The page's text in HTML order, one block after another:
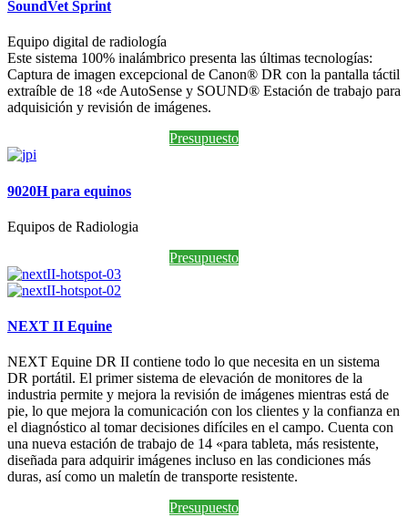
SoundVet Sprint
Equipo digital de radiología
Este sistema 100% inalámbrico presenta las últimas tecnologías:
Captura de imagen excepcional de Canon® DR con la pantalla táctil
extraíble de 18 «de AutoSense y SOUND® Estación de trabajo para
adquisición y revisión de imágenes.
Presupuesto
9020H para equinos
Equipos de Radiologia
Presupuesto
NEXT II Equine
NEXT Equine DR II contiene todo lo que necesita en un sistema
DR portátil. El primer sistema de elevación de monitores de la
industria permite y mejora la revisión de imágenes mientras está de
pie, lo que mejora la comunicación con los clientes y la confianza en
el diagnóstico al tomar decisiones difíciles en el campo. Cuenta con
una nueva estación de trabajo de 14 «para tableta, más resistente,
diseñada para adquirir imágenes incluso en las condiciones más
duras, así como un maletín de transporte resistente.
Presupuesto